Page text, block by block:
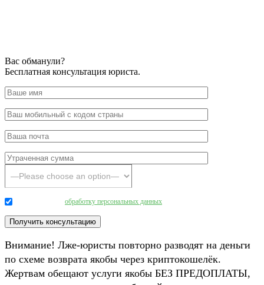
Вас обманули?
Бесплатная консультация юриста.
обработку персональных данных
Внимание! Лже-юристы повторно разводят на деньги
по схеме возврата якобы через криптокошелёк.
Жертвам обещают услуги якобы БЕЗ ПРЕДОПЛАТЫ,